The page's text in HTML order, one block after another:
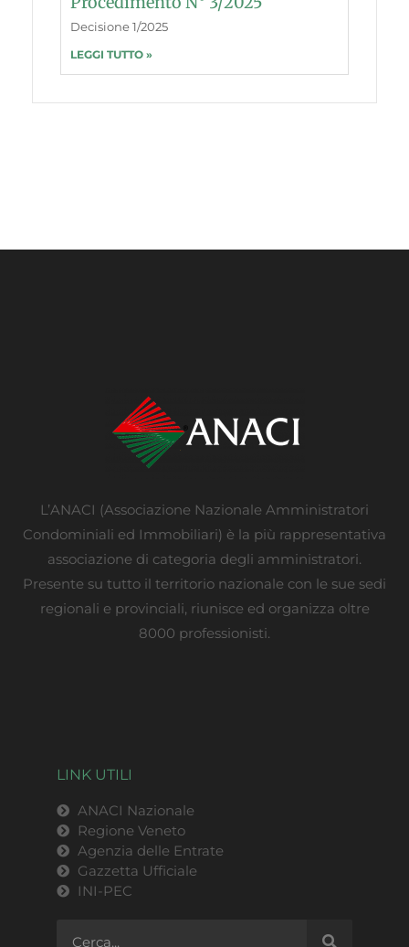
Decisione 1/2025
LEGGI TUTTO »
L’ANACI (Associazione Nazionale Amministratori
Condominiali ed Immobiliari) è la più rappresentativa
associazione di categoria degli amministratori.
Presente su tutto il territorio nazionale con le sue sedi
regionali e provinciali, riunisce ed organizza oltre
8000 professionisti.
LINK UTILI
ANACI Nazionale
Regione Veneto
Agenzia delle Entrate
Gazzetta Ufficiale
INI-PEC